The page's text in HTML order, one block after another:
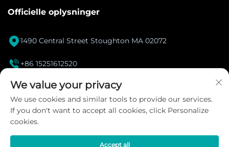
Officielle oplysninger
1490 Central Street Stoughton MA 02072
 +86 15251612520
[email protected]
Instagram
We value your privacy
We use cookies and similar tools to provide our services.
If you don't want to accept all cookies, click Personalize
cookies.
Accept all